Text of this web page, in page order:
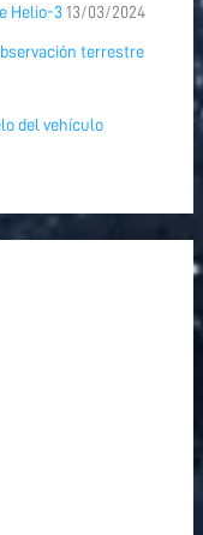
Helio-3 13/03/2024
terrestre
del vehículo